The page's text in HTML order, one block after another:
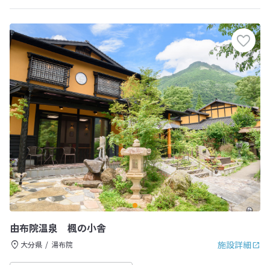
由布院温泉 楓の小舎
施設詳細
大分県 湯布院